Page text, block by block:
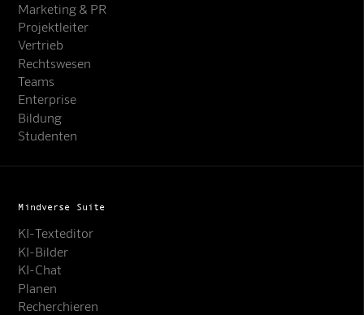
Marketing & PR
Projektleiter
Vertrieb
Rechtswesen
Teams
Enterprise
Bildung
Studenten
Mindverse Suite
KI-Texteditor
KI-Bilder
KI-Chat
Planen
Recherchieren